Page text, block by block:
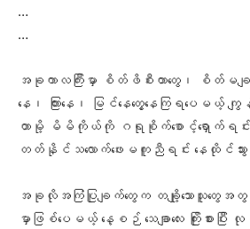
…
…
အခုကာလကြီးမှာ စိတ်ဖိစီးတာတွေ၊ စိတ်မချမ်း
နေ၊ ကြားနေ၊ မြင်နေတွေ့နေကြရပေမယ့် က
တာမို့ မိမိကိုယ်ကို ဂရုစိုက်စောင့်ရှောက်ရင်း
တတ်နိုင်သလောက်ဖေးမကူညီရင်း နေထိုင်သွား
အခုလိုအကြံပြုချက်တွေက တချို့သောသူတွေအတွ
မှာဖြစ်ပေမယ့် နေ့စဉ် သေချာလေး ကြိုးစား